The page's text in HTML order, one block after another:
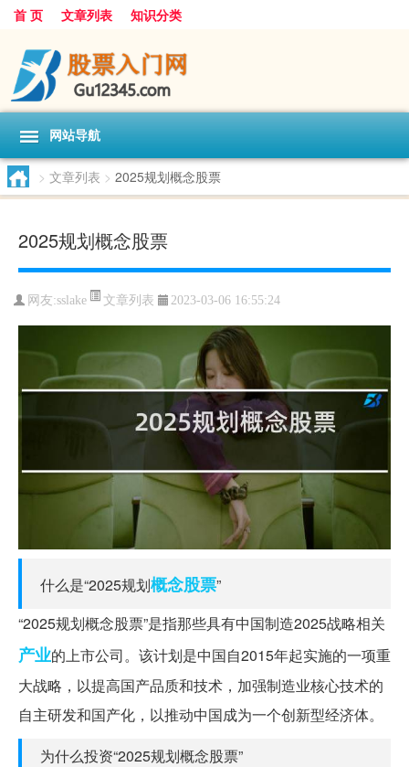
首 页 文章列表 知识分类
网站导航
> 文章列表 > 2025规划概念股票
2025规划概念股票
网友:sslake 文章列表 2023-03-06 16:55:24
什么是“2025规划概念股票”
“2025规划概念股票”是指那些具有中国制造2025战略相关
产业的上市公司。该计划是中国自2015年起实施的一项重
大战略，以提高国产品质和技术，加强制造业核心技术的
自主研发和国产化，以推动中国成为一个创新型经济体。
为什么投资“2025规划概念股票”